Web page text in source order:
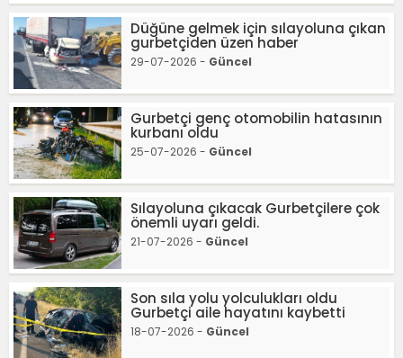
Düğüne gelmek için sılayoluna çıkan
gurbetçiden üzen haber
29-07-2026 - Güncel
Gurbetçi genç otomobilin hatasının
kurbanı oldu
25-07-2026 - Güncel
Sılayoluna çıkacak Gurbetçilere çok
önemli uyarı geldi.
21-07-2026 - Güncel
Son sıla yolu yolculukları oldu
Gurbetçi aile hayatını kaybetti
18-07-2026 - Güncel